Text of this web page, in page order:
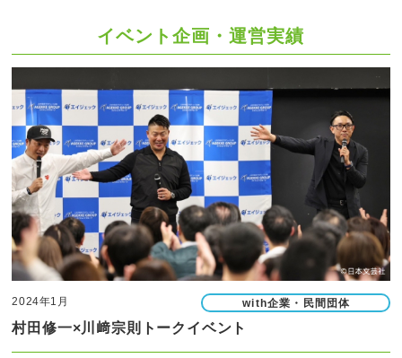
イベント企画・運営実績
2024年1月 with企業・民間団体
村田修一×川﨑宗則トークイベント